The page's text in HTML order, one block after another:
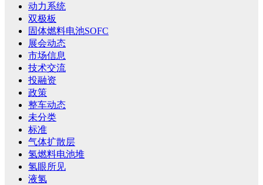
动力系统
双极板
固体燃料电池SOFC
展会动态
市场信息
技术交流
投融资
政策
整车动态
未分类
标准
气体扩散层
氢燃料电池堆
氢眼所见
液氢